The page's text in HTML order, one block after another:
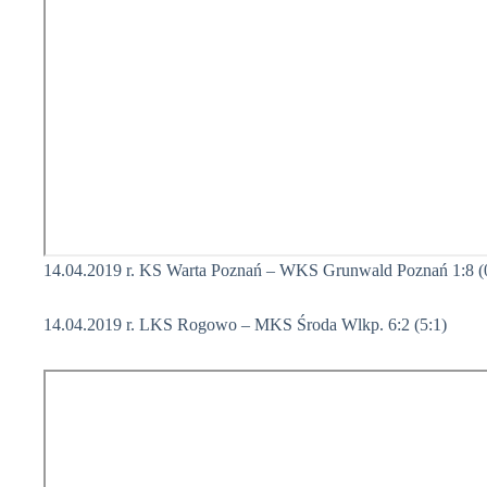
14.04.2019 r. KS Warta Poznań – WKS Grunwald Poznań 1:8
14.04.2019 r. LKS Rogowo – MKS Środa Wlkp. 6:2 (5:1)